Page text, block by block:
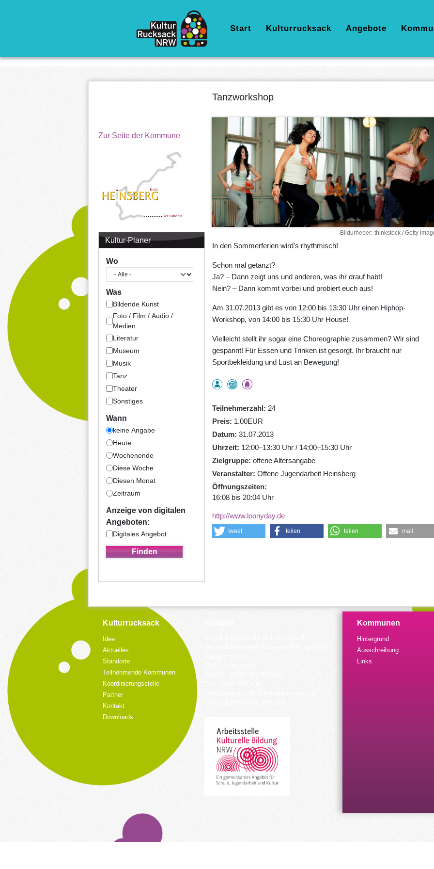
Hauptnavigation
Start Kulturrucksack Angebote
Zur Seite der Kommune
Kultur-Planer
Wo
Was
Bildende Kunst
Foto / Film / Audio /
Medien
Literatur
Museum
Musik
Tanz
Theater
Sonstiges
Wann
keine Angabe
Heute
Wochenende
Diese Woche
Diesen Monat
Zeitraum
Anzeige von digitalen
Angeboten:
Digitales Angebot
Tanzworkshop
Bildurheber thinkstock / Getty
In den Sommerferien wird's rhythmisch!
Schon mal getanzt?
Ja? – Dann zeigt uns und anderen, was ihr drauf habt!
Nein? – Dann kommt vorbei und probiert euch aus!
Am 31.07.2013 gibt es von 12:00 bis 13:30 Uhr einen Hiphop-
Workshop, von 14:00 bis 15:30 Uhr House!
Vielleicht stellt ihr sogar eine Choreographie zusammen? Wir sind
gespannt! Für Essen und Trinken ist gesorgt. Ihr braucht nur
Sportbekleidung und Lust an Bewegung!
Teilnehmerzahl
24
Preis
1.00EUR
Datum 31.07.2013
Uhrzeit
12:00–13:30 Uhr / 14:00–15:30 Uhr
Zielgruppe offene Altersangabe
Veranstalter Offene Jugendarbeit Heinsberg
Öffnungszeiten
16:08 bis 20:04 Uhr
http://www.loonyday.de
tweet teilen teilen mail
Kulturrucksack
Idee
Aktuelles
Standorte
Teilnehmende Kommunen
Koordinierungsstelle
Partner
Kontakt
Downloads
Kommunen
Hintergrund
Ausschreibung
Links